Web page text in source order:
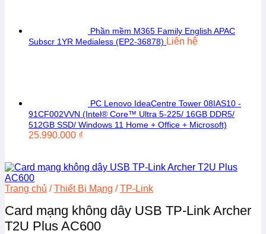
Phần mềm M365 Family English APAC
Subscr 1YR Medialess (EP2-36878) Liên hệ
PC Lenovo IdeaCentre Tower 08IAS10 -
91CF002VVN (Intel® Core™ Ultra 5-225/ 16GB DDR5/
512GB SSD/ Windows 11 Home + Office + Microsoft)
25.990.000 ₫
Trang chủ / Thiết Bị Mạng / TP-Link
Card mạng không dây USB TP-Link Archer
T2U Plus AC600